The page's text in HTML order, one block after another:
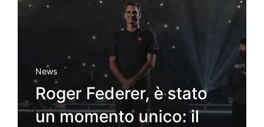
News
Roger Federer, è stato
un momento unico: il